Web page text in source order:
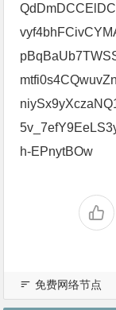
h-EPnytBOw
免费网络节点